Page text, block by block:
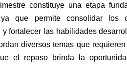
constituye una etapa
que permite consolidar los
fortalecer las habilidades
diversos temas que
el repaso brinda la